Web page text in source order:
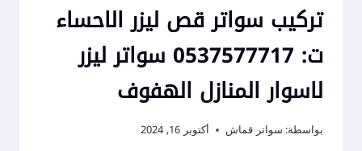
تركيب سواتر قص ليزر الاحساء
ت: 0537577717 سواتر ليزر
لاسوار المنازل الهفوف
بواسطة: سواتر قماش أكتوبر 16, 2024